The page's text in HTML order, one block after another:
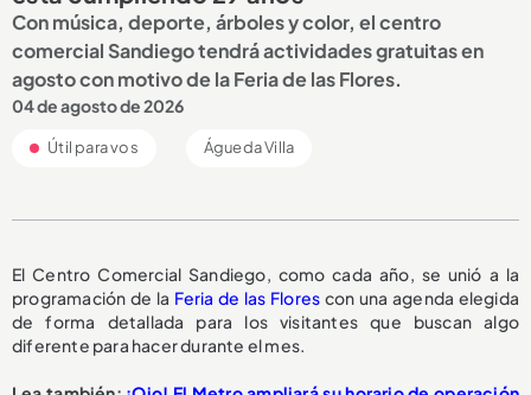
Con música, deporte, árboles y color, el centro
comercial Sandiego tendrá actividades gratuitas en
agosto con motivo de la Feria de las Flores.
04 de agosto de 2026
Útil para vos Águeda Villa
El Centro Comercial Sandiego, como cada año, se unió a la
programación de la Feria de las Flores con una agenda elegida
de forma detallada para los visitantes que buscan algo
diferente para hacer durante el mes.